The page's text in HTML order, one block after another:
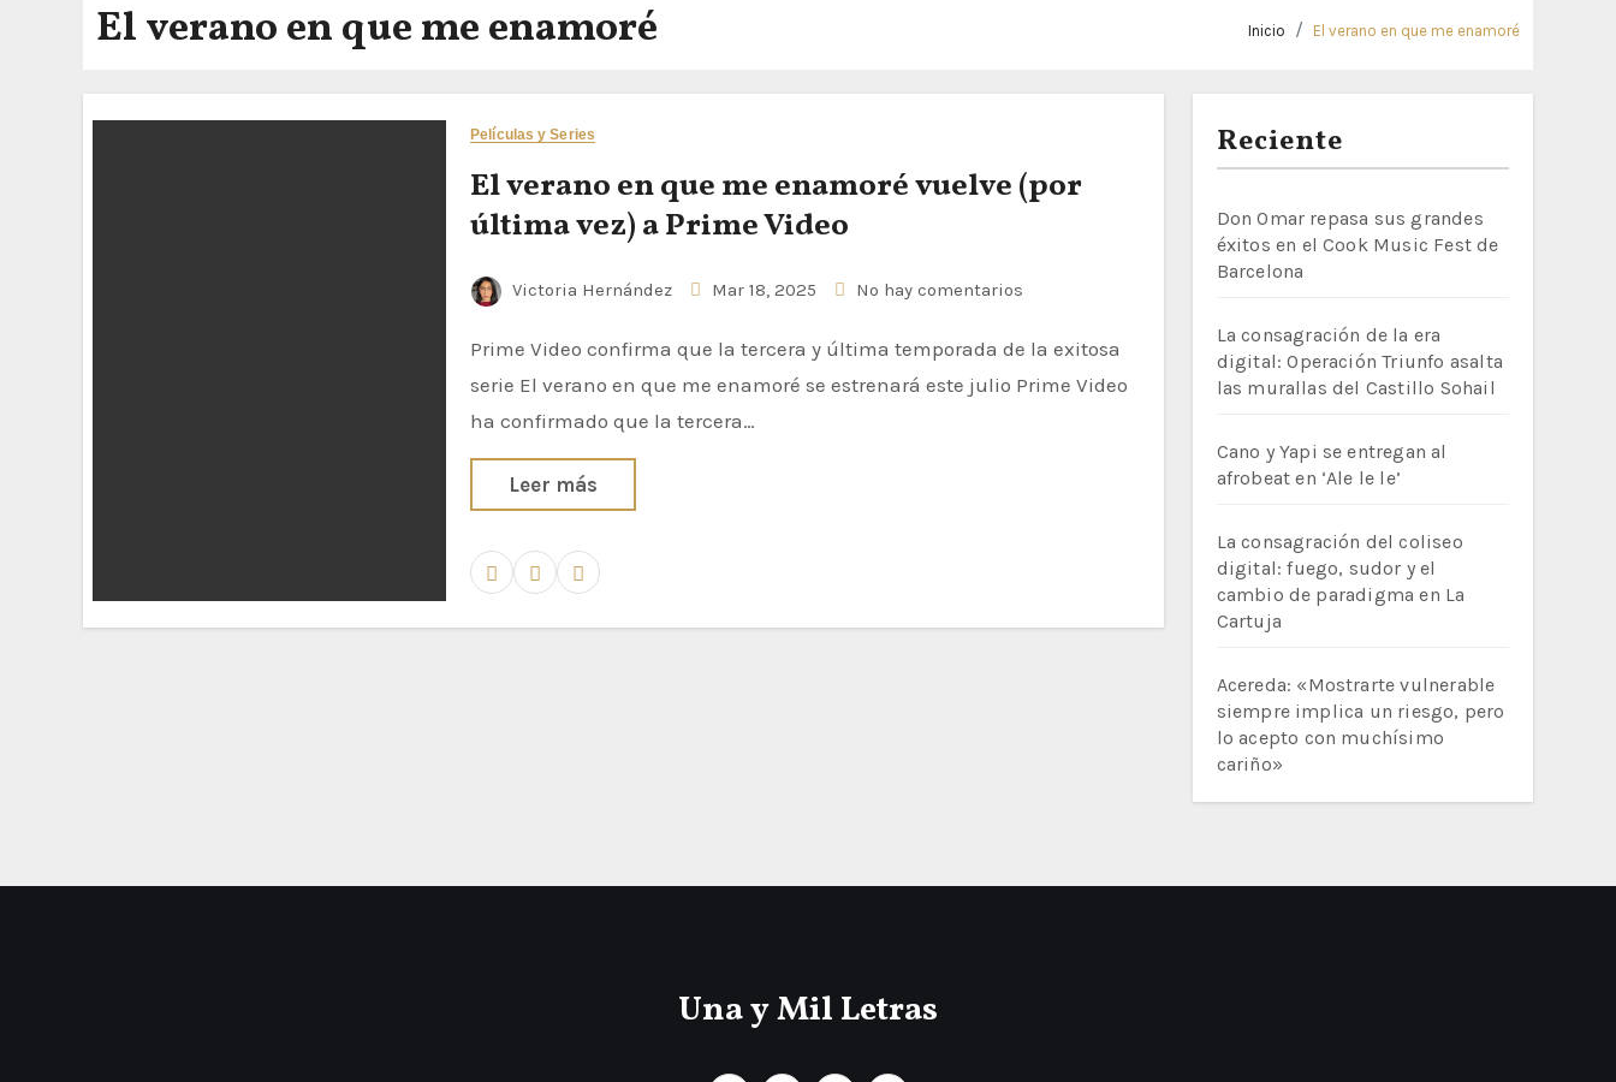
El verano en que me enamoré Inicio El verano en que me enamoré
Películas y Series
El verano en que me enamoré vuelve (por
última vez) a Prime Video
Victoria Hernández Mar 18, 2025 No hay comentarios
Prime Video confirma que la tercera y última temporada de la exitosa
serie El verano en que me enamoré se estrenará este julio Prime Video
ha confirmado que la tercera…
Leer más
Reciente
Don Omar repasa sus grandes
éxitos en el Cook Music Fest de
Barcelona
La consagración de la era
digital: Operación Triunfo asalta
las murallas del Castillo Sohail
Cano y Yapi se entregan al
afrobeat en ‘Ale le le’
La consagración del coliseo
digital: fuego, sudor y el
cambio de paradigma en La
Cartuja
Acereda: «Mostrarte vulnerable
siempre implica un riesgo, pero
lo acepto con muchísimo
cariño»
Una y Mil Letras